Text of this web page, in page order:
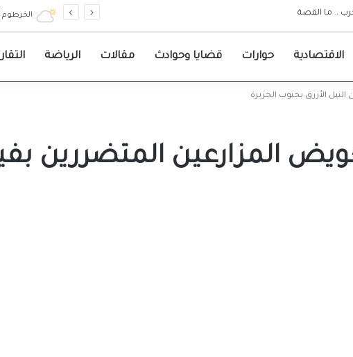
.. ما القصة الخرطوم
الاقتصادية حوارات قضايا وحوادث مقالات الرياضة
الأزرق بجنوب الجزيرة
المزارعين المتضررين